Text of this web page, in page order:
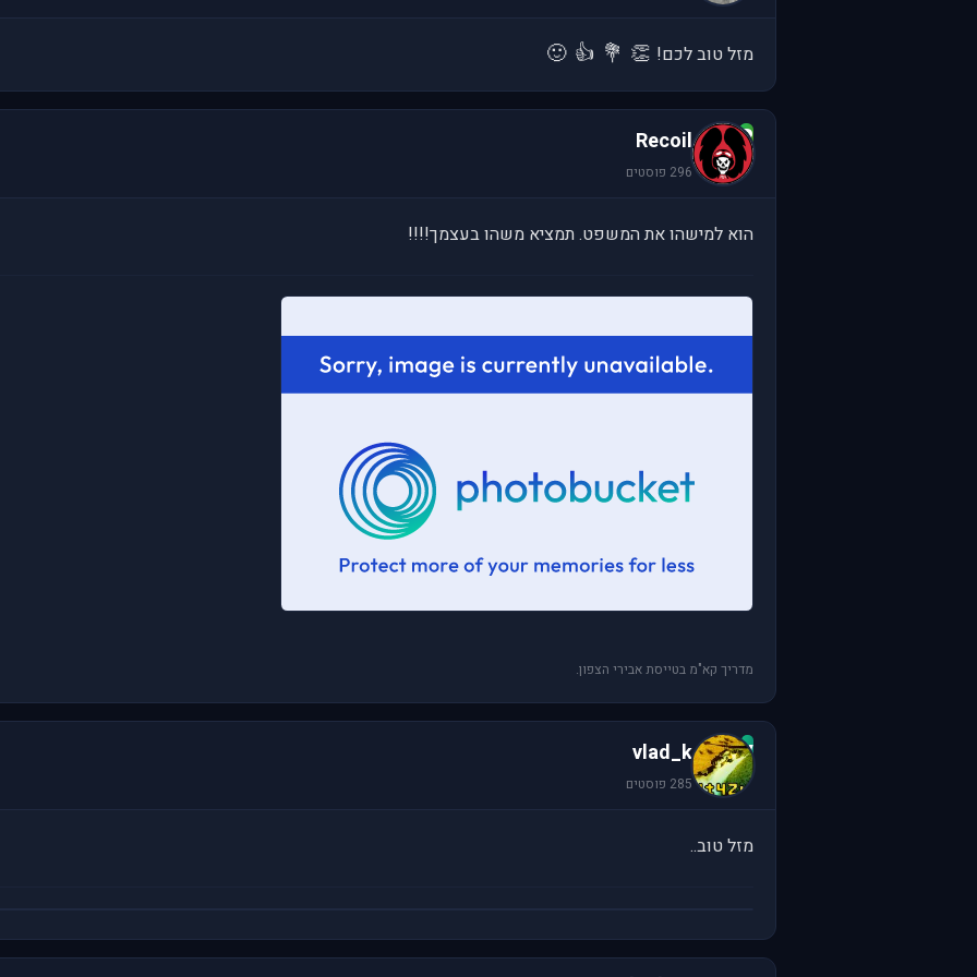
מזל טוב לכם! 👏
💐
👍
🙂
R
Recoil
296 פוסטים
הוא למישהו את המשפט. תמציא משהו בעצמך!!!!
מדריך קא"מ בטייסת אבירי הצפון.
v
vlad_k
285 פוסטים
מזל טוב..